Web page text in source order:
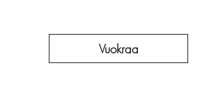
Vuokraa